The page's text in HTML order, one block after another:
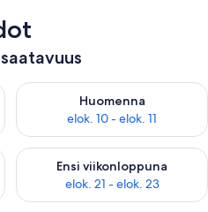
9 - elok. 10
Huomenna
elok. 10 - elok. 11
Tarkista huomisen saatavuus
elok. 14 - elok. 16
Ensi viikonloppuna
elok. 21 - elok. 23
Tarkista ensi viikonlopun